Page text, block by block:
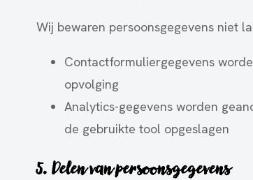
Wij bewaren persoonsgegevens niet
Contactformuliergegevens
opvolging
Analytics-gegevens worden
de gebruikte tool opgeslagen
5. Delen van persoonsgegevens